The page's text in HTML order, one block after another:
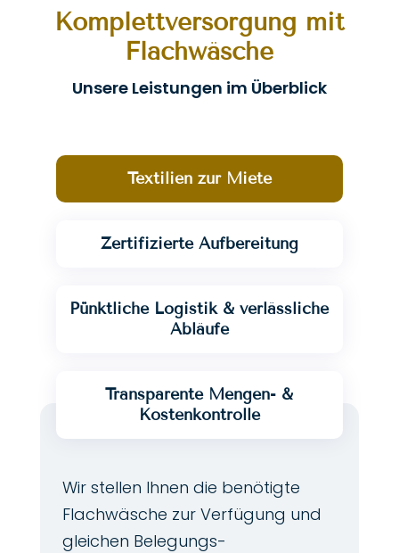
Komplettversorgung mit
Flachwäsche
Unsere Leistungen im Überblick
Textilien zur Miete
Zertifizierte Aufbereitung
Pünktliche Logistik & verlässliche
Abläufe
Transparente Mengen- &
Kostenkontrolle
Wir stellen Ihnen die benötigte
Flachwäsche zur Verfügung und
gleichen Belegungs­